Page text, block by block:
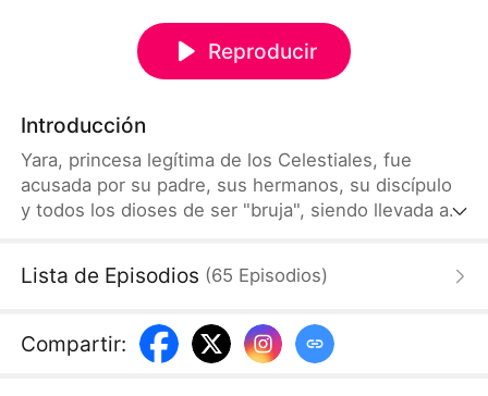
Reproducir
Introducción
Yara, princesa legítima de los Celestiales, fue
acusada por su padre, sus hermanos, su discípulo
y todos los dioses de ser "bruja", siendo llevada al
traicionar a su pueblo y asesinar a su propia
temporal, revelando la verdad. La verdadera
culpable era Eva, la adoptada favorita, hija
Lista de Episodios (65 Episodios)
Compartir: